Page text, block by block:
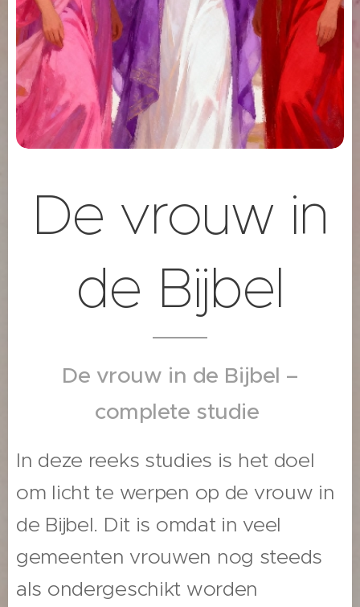
De vrouw in
de Bijbel
De vrouw in de Bijbel –
complete studie
In deze reeks studies is het doel
om licht te werpen op de vrouw in
de Bijbel. Dit is omdat in veel
gemeenten vrouwen nog steeds
als ondergeschikt worden